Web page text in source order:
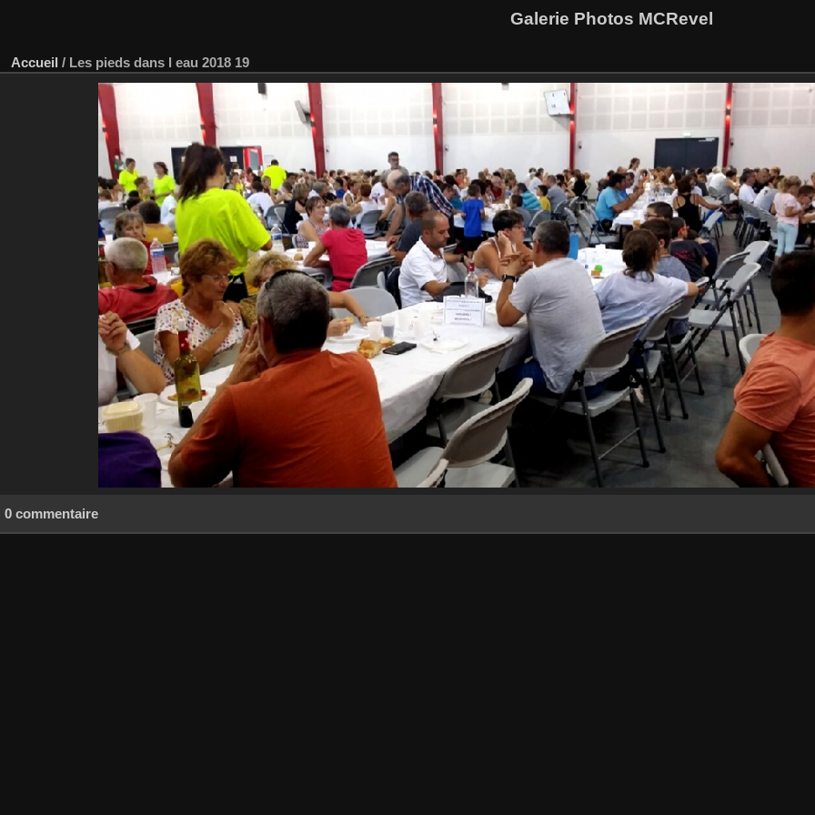
Galerie Photos MCRevel
Accueil / Les pieds dans l eau 2018 19
0 commentaire